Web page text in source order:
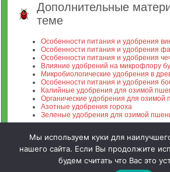
Дополнительные
теме
Особенности питания и удобрения
Особенности питания и удобрения
Особенности питания и удобрения
Влияние удобрений на микрофлору
Микробиологические удобрения в
Особенности питания и удобрения
Калийные удобрения для озимой
Органические удобрения для озимой
Азотные удобрения гороха
Зеленые удобрения для озимой
Зооинженерный факультет МСХА.
Мы используем куки для
нашего сайта. Если Вы продолжите
будем считать что Вас это